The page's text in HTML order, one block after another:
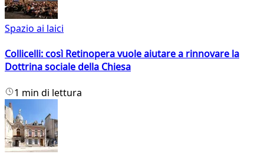
Spazio ai laici
Collicelli: così Retinopera vuole aiutare a rinnovare la
Dottrina sociale della Chiesa
1 min di lettura